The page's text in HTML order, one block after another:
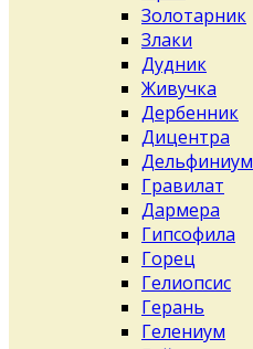
Золотарник
Злаки
Дудник
Живучка
Дербенник
Дицентра
Дельфиниум
Гравилат
Дармера
Гипсофила
Горец
Гелиопсис
Герань
Гелениум